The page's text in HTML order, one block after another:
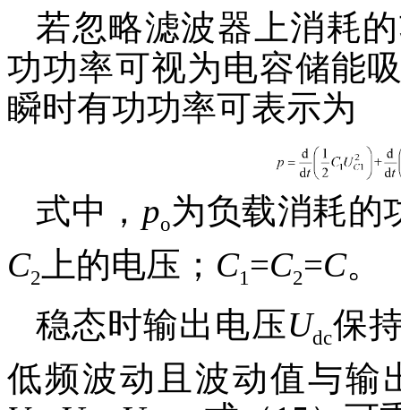
若忽略滤波器上消耗
功功率可视为电容储能
瞬时有功功率可表示为
式中， po为负载消耗的
C2 上的电压； C1 =C2=C。
稳态时输出电压Udc保
低频波动且波动值与输